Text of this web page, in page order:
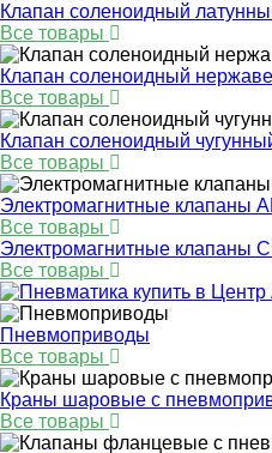
Клапан соленоидный
Все товары
Клапан соленоидный
Все товары
Клапан соленоидный
Все товары
Электромагнитные клапаны
Все товары
Электромагнитные клапаны
Все товары
Пневмоприводы
Все товары
Краны шаровые с
Все товары